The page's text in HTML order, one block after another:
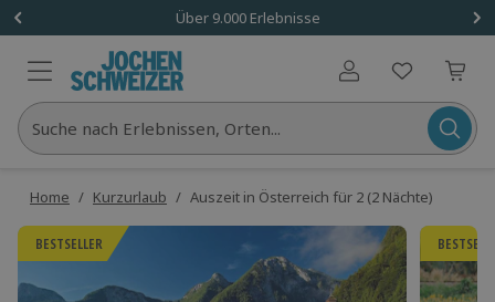
Über 9.000 Erlebnisse
Benutzerkonto
Suche nach Erlebnissen, Orten...
Home / Kurzurlaub / Auszeit in Österreich für 2 (2 Nächte)
BESTSELLER